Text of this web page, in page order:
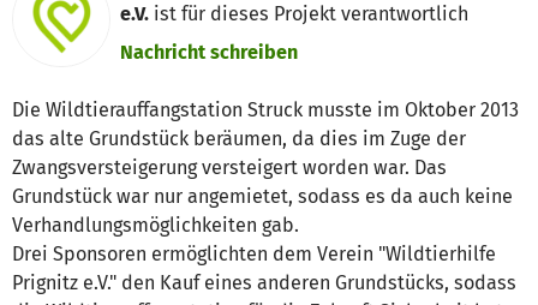
e.V. ist für dieses Projekt verantwortlich
Nachricht schreiben
Die Wildtierauffangstation Struck musste im Oktober 2013
das alte Grundstück beräumen, da dies im Zuge der
Zwangsversteigerung versteigert worden war. Das
Grundstück war nur angemietet, sodass es da auch keine
Verhandlungsmöglichkeiten gab.
Drei Sponsoren ermöglichten dem Verein "Wildtierhilfe
Prignitz e.V." den Kauf eines anderen Grundstücks, sodass